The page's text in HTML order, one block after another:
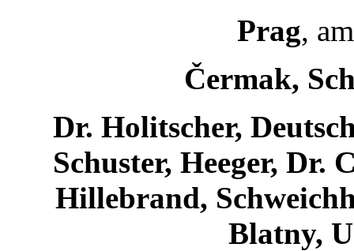
Prag,
Čermak,
Dr. Holitscher,
Schuster, Heeger, Dr.
Hillebrand,
Blatny,